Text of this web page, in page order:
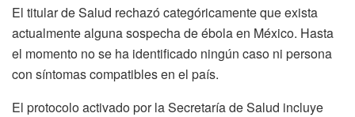
El titular de Salud rechazó categóricamente que exista
actualmente alguna sospecha de ébola en México. Hasta
el momento no se ha identificado ningún caso ni persona
con síntomas compatibles en el país.
El protocolo activado por la Secretaría de Salud incluye